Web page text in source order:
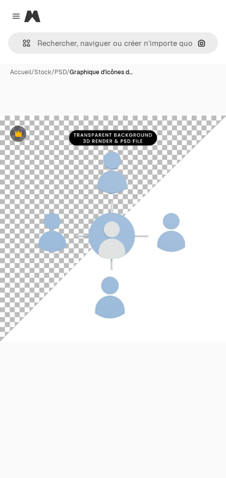
Close menu
Magnific
Accueil/Stock/PSD/Graphique d'icônes d…
Premium